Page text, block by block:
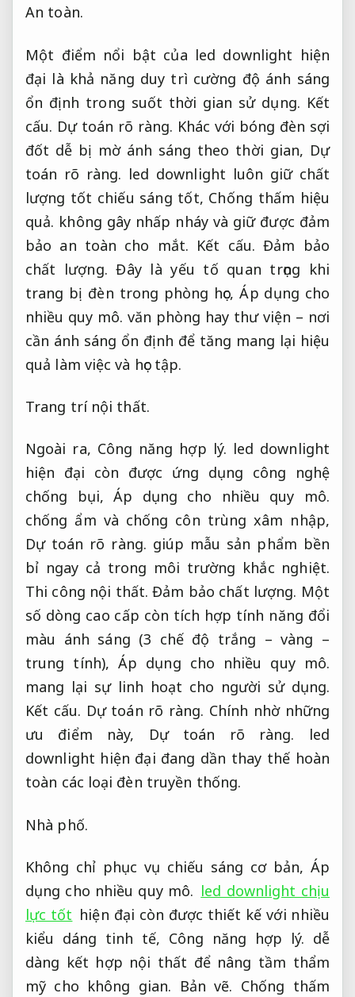
An toàn.
Một điểm nổi bật của led downlight hiện
đại là khả năng duy trì cường độ ánh sáng
ổn định trong suốt thời gian sử dụng. Kết
cấu. Dự toán rõ ràng. Khác với bóng đèn sợi
đốt dễ bị mờ ánh sáng theo thời gian, Dự
toán rõ ràng. led downlight luôn giữ chất
lượng tốt chiếu sáng tốt, Chống thấm hiệu
quả. không gây nhấp nháy và giữ được đảm
bảo an toàn cho mắt. Kết cấu. Đảm bảo
chất lượng. Đây là yếu tố quan trọng khi
trang bị đèn trong phòng học,Áp dụng cho
nhiều quy mô. văn phòng hay thư viện – nơi
cần ánh sáng ổn định để tăng mang lại hiệu
quả làm việc và học tập.
Trang trí nội thất.
Ngoài ra, Công năng hợp lý. led downlight
hiện đại còn được ứng dụng công nghệ
chống bụi,Áp dụng cho nhiều quy mô.
chống ẩm và chống côn trùng xâm nhập,
Dự toán rõ ràng. giúp mẫu sản phẩm bền
bỉ ngay cả trong môi trường khắc nghiệt.
Thi công nội thất. Đảm bảo chất lượng. Một
số dòng cao cấp còn tích hợp tính năng đổi
màu ánh sáng (3 chế độ trắng – vàng –
trung tính),Áp dụng cho nhiều quy mô.
mang lại sự linh hoạt cho người sử dụng.
Kết cấu. Dự toán rõ ràng. Chính nhờ những
ưu điểm này,
Dự toán rõ ràng. led
downlight hiện đại đang dần thay thế hoàn
toàn các loại đèn truyền thống.
Nhà phố.
Không chỉ phục vụ chiếu sáng cơ bản, Áp
dụng cho nhiều quy mô. led downlight chịu
lực tốt hiện đại còn được thiết kế với nhiều
kiểu dáng tinh tế, Công năng hợp lý. dễ
dàng kết hợp nội thất để nâng tầm thẩm
mỹ cho không gian. Bản vẽ. Chống thấm